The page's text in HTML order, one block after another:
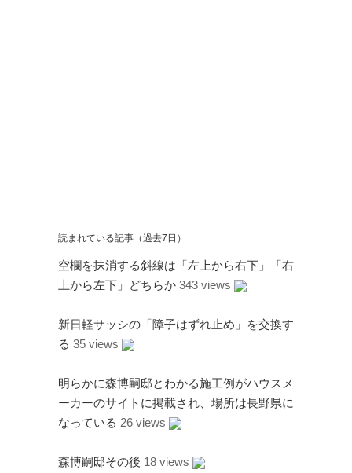
読まれている記事（過去7日）
空欄を抹消する斜線は「左上から右下」「右
上から左下」どちらか 343 views
新日軽サッシの「障子はずれ止め」を交換す
る 35 views
明らかに森博嗣邸とわかる施工例がハウスメ
ーカーのサイトに掲載され、場所は長野県に
なっている 26 views
森博嗣邸その後 18 views